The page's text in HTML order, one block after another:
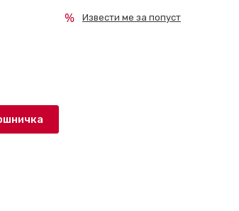
Извести ме за попуст